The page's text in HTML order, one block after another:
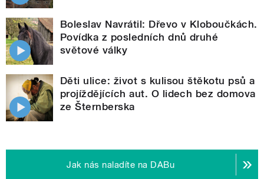
Boleslav Navrátil: Dřevo v Kloboučkách.
Povídka z posledních dnů druhé
světové války
Děti ulice: život s kulisou štěkotu psů a
projíždějících aut. O lidech bez domova
ze Šternberska
Jak nás naladíte na DABu